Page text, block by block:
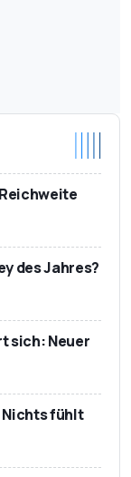
des Jahres?
sich: Neuer
Nichts fühlt